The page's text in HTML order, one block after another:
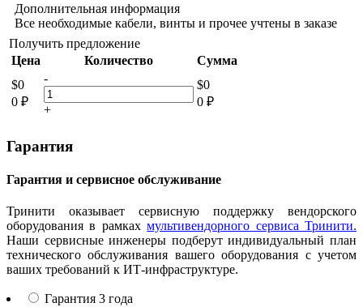
Дополнительная информация
Все необходимые кабели, винты и прочее учтены в заказе
Получить предложение
Цена
Количество
Сумма
$0
0 ₽
-
+
$0
0 ₽
Гарантия
Гарантия и сервисное обслуживание
Тринити оказывает сервисную поддержку вендорского
оборудования в рамкахмультивендорного сервиса Тринити.
Наши сервисные инженеры подберут индивидуальный план
технического обслуживания вашего оборудования с учетом
ваших требований к ИТ-инфраструктуре.
Гарантия 3 года